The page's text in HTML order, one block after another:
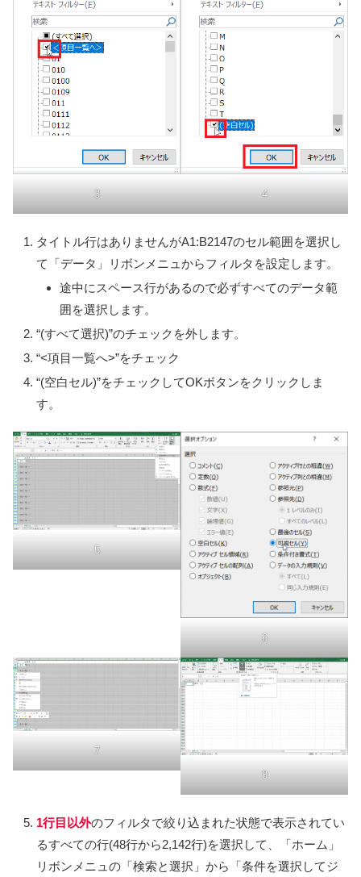
3 4
タイトル行はありませんがA1:B2147のセル範囲を選択し
て「データ」リボンメニュからフィルタを設定します。
途中にスペース行があるので必ずすべてのデータ範
囲を選択します。
“(すべて選択)”のチェックを外します。
“<項目一覧へ>”をチェック
“(空白セル)”をチェックしてOKボタンをクリックしま
す。
5
6
7
8
1行目以外のフィルタで絞り込まれた状態で表示されてい
るすべての行(48行から2,142行)を選択して、「ホーム」
リボンメニュの「検索と選択」から「条件を選択してジ